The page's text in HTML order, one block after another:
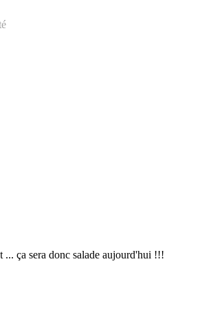
ça sera donc salade aujourd'hui !!!